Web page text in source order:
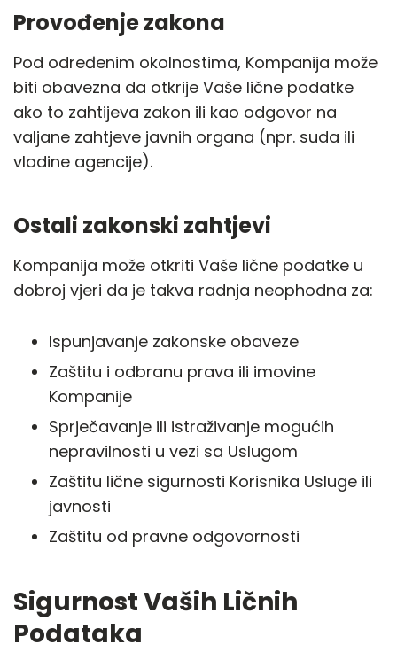
Provođenje zakona
Pod određenim okolnostima, Kompanija može
biti obavezna da otkrije Vaše lične podatke
ako to zahtijeva zakon ili kao odgovor na
valjane zahtjeve javnih organa (npr. suda ili
vladine agencije).
Ostali zakonski zahtjevi
Kompanija može otkriti Vaše lične podatke u
dobroj vjeri da je takva radnja neophodna za:
Ispunjavanje zakonske obaveze
Zaštitu i odbranu prava ili imovine
Kompanije
Sprječavanje ili istraživanje mogućih
nepravilnosti u vezi sa Uslugom
Zaštitu lične sigurnosti Korisnika Usluge ili
javnosti
Zaštitu od pravne odgovornosti
Sigurnost Vaših Ličnih
Podataka